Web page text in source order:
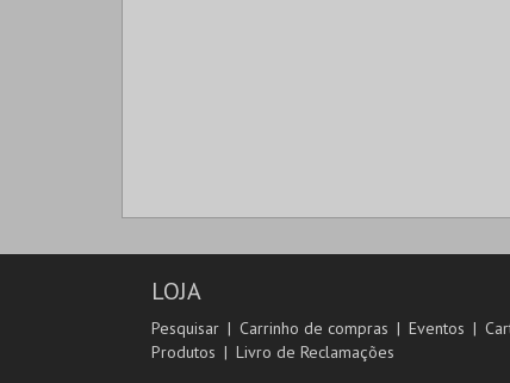
LOJA
Pesquisar Carrinho de compras Eventos
Produtos
Livro de Reclamações